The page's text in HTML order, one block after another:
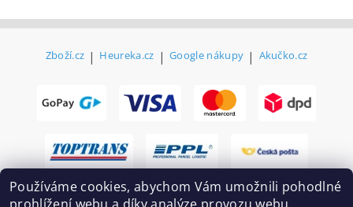
Zboží.cz | Heureka.cz | Google nákupy | Akučko.cz
Používáme cookies, abychom Vám umožnili pohodlné